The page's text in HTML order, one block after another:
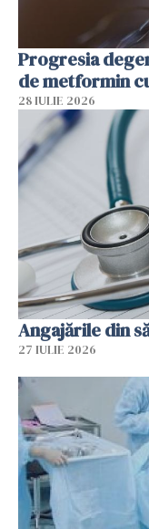
Progresia
de metformin
28 IULIE 2026
Angajările din
27 IULIE 2026